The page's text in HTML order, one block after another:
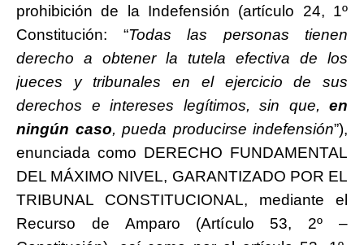
prohibición de la Indefensión (artículo 24, 1º
Constitución: “Todas las personas tienen
derecho a obtener la tutela efectiva de los
jueces y tribunales en el ejercicio de sus
derechos e intereses legítimos, sin que, en
ningún caso, pueda producirse indefensión”),
enunciada como DERECHO FUNDAMENTAL
DEL MÁXIMO NIVEL, GARANTIZADO POR EL
TRIBUNAL CONSTITUCIONAL, mediante el
Recurso de Amparo (Artículo 53, 2º –